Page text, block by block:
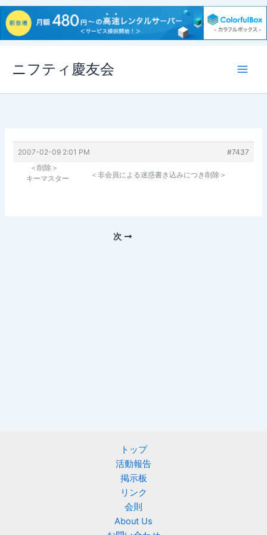
ス
ニフティ慶友会
2007-02-09 2:01 PM
#7437
＜削除＞
キーマスター
＜非会員による迷惑書き込みにつき削除＞
次
トップ
活動報告
掲示板
リンク
会則
About Us